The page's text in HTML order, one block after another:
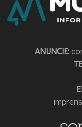
ANUNCIE: